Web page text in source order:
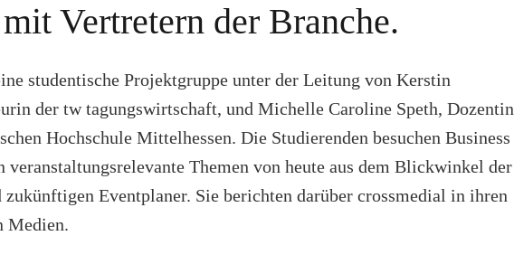
Vertretern der Branche.
studentische Projektgruppe unter der Leitung von Kerstin
der tw tagungswirtschaft, und Michelle Caroline Speth, Dozentin
Hochschule Mittelhessen. Die Studierenden besuchen Business
veranstaltungsrelevante Themen von heute aus dem Blickwinkel der
zukünftigen Eventplaner. Sie berichten darüber crossmedial in ihren
Medien.